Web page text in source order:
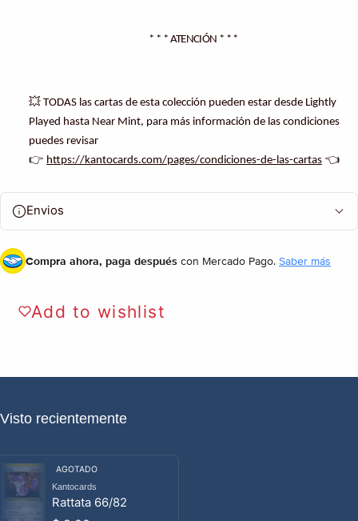
* * * ATENCIÓN * * *
💥 TODAS las cartas de esta colección pueden estar desde Lightly
Played hasta Near Mint, para más información de las condiciones
puedes revisar
👉 https://kantocards.com/pages/condiciones-de-las-cartas 👈
Envios
Compra ahora, paga después con Mercado Pago. Saber más
Add to wishlist
Visto recientemente
AGOTADO
Proveedor:
Kantocards
Rattata 66/82